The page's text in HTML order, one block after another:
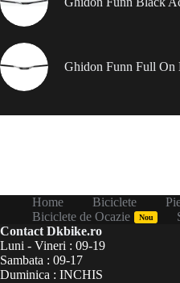
Ghidon Funn Full On
Home Biciclete
Biciclete de Ocazie
Nou
Contact Dkbike.ro
Luni - Vineri : 09-19
Sambata : 09-17
Duminica : INCHIS